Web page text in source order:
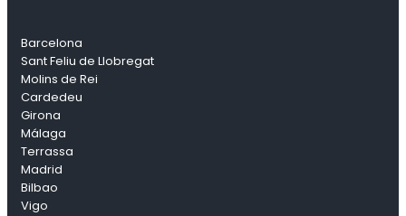
Barcelona
Sant Feliu de Llobregat
Molins de Rei
Cardedeu
Girona
Málaga
Terrassa
Madrid
Bilbao
Vigo